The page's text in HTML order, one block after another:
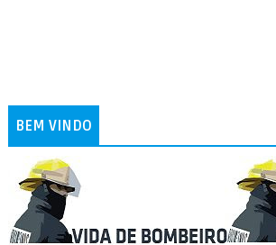
BEM VINDO